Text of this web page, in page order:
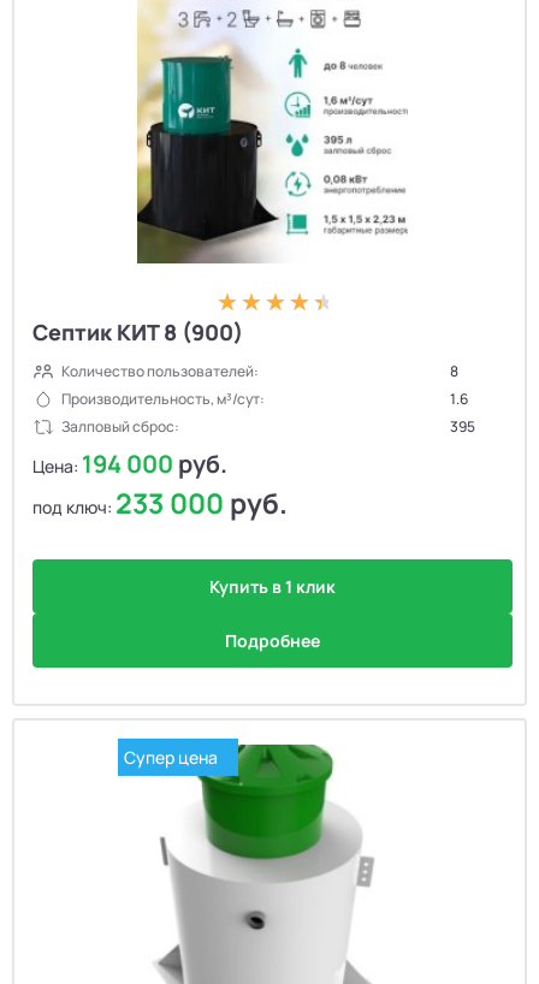
Септик КИТ 8 (900)
Количество пользователей:
8
Производительность, м³/сут:
1.6
Залповый сброс:
395
Цена: 194 000 руб.
под ключ: 233 000 руб.
Купить в 1 клик
Подробнее
Супер цена